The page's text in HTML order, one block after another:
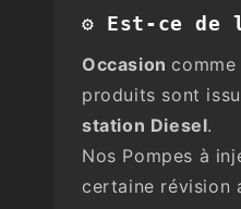
⚙️ Est-ce de
Occasion comme
produits sont
station Diesel.
Nos Pompes à
certaine révision